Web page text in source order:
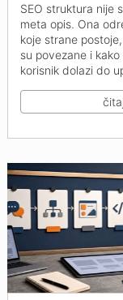
SEO struktura nije
meta opis. Ona
koje strane
su povezane i kako
korisnik dolazi do